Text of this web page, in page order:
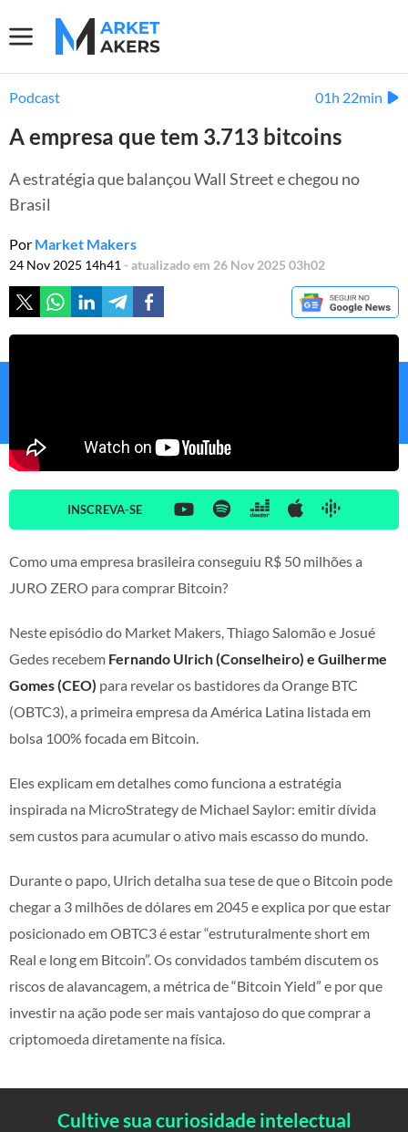
Podcast 01h 22min
A empresa que tem 3.713 bitcoins
A estratégia que balançou Wall Street e chegou no
Brasil
Por Market Makers
24 Nov 2025 14h41 - atualizado em 26 Nov 2025 03h02
INSCREVA-SE
Como uma empresa brasileira conseguiu R$ 50 milhões a
JURO ZERO para comprar Bitcoin?
Neste episódio do Market Makers, Thiago Salomão e Josué
Gedes recebem Fernando Ulrich (Conselheiro) e Guilherme
Gomes (CEO) para revelar os bastidores da Orange BTC
(OBTC3), a primeira empresa da América Latina listada em
bolsa 100% focada em Bitcoin.
Eles explicam em detalhes como funciona a estratégia
inspirada na MicroStrategy de Michael Saylor: emitir dívida
sem custos para acumular o ativo mais escasso do mundo.
Durante o papo, Ulrich detalha sua tese de que o Bitcoin pode
chegar a 3 milhões de dólares em 2045 e explica por que estar
posicionado em OBTC3 é estar “estruturalmente short em
Real e long em Bitcoin”. Os convidados também discutem os
riscos de alavancagem, a métrica de “Bitcoin Yield” e por que
investir na ação pode ser mais vantajoso do que comprar a
criptomoeda diretamente na física.
Cultive sua curiosidade intelectual